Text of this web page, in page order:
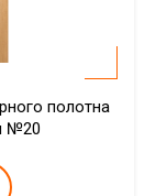
полотна
№20